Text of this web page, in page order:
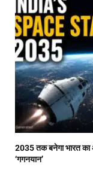
2035 तक बनेगा भारत का
‘गगनयान’